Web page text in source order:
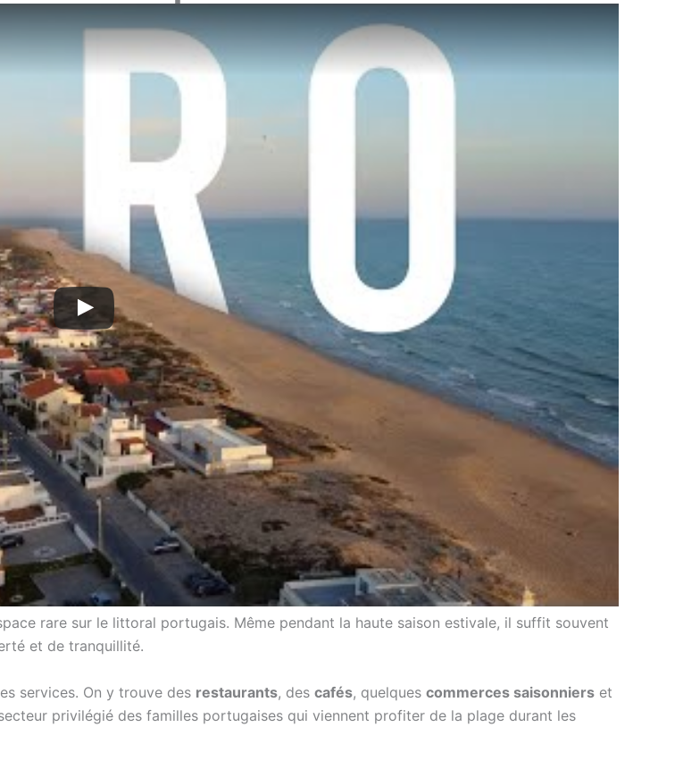
rare sur le littoral portugais. Même pendant la haute saison estivale, il suffit souvent
et de tranquillité.
services. On y trouve des restaurants, des cafés, quelques commerces saisonniers et
privilégié des familles portugaises qui viennent profiter de la plage durant les